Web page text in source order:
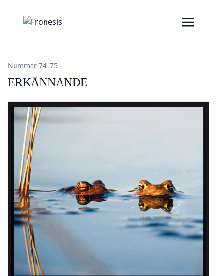
Nummer 74–75
ERKÄNNANDE